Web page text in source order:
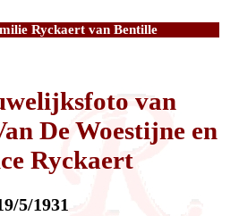
Ryckaert van Bentille
van
De Woestijne en
Ryckaert
5/1931